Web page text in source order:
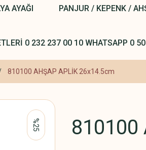
AYAĞI PANJUR / KEPENK /
0 232 237 00 10 WHATSAPP 0
810100 AHŞAP APLİK 26x14.5cm
%25 810100